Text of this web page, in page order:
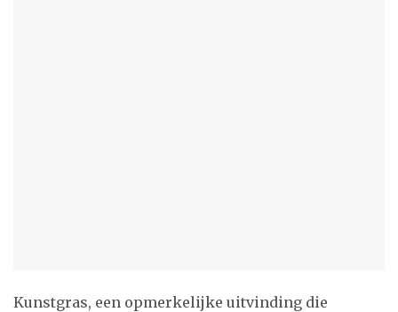
Kunstgras, een opmerkelijke uitvinding die